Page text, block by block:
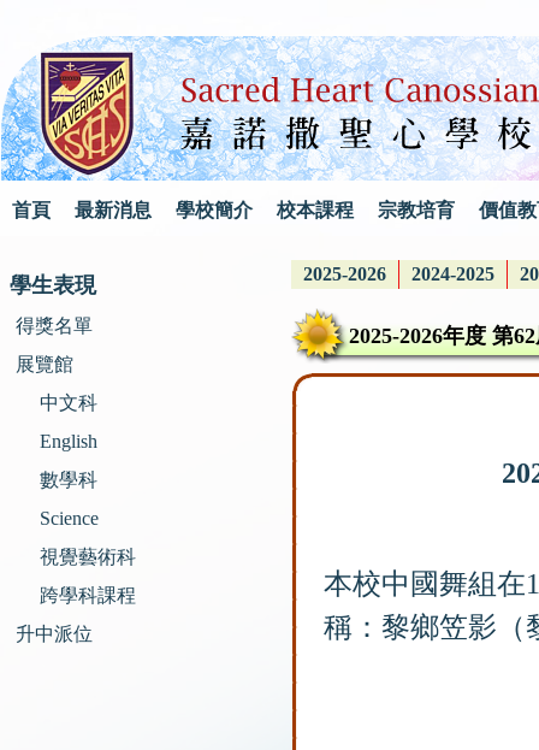
首頁 最新消息 學校簡介 校本課程 宗教培育 價值
學生表現
得獎名單
展覽館
中文科
English
數學科
Science
視覺藝術科
跨學科課程
升中派位
2025-2026 2024-2025
2025-2026年度 第
本校中國舞組在
稱：黎鄉笠影（